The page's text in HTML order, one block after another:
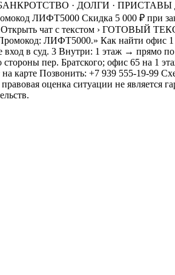
· ДОЛГИ · ПРИСТАВЫ
ЛИФТ5000 Скидка 5 000 ₽ при
Открыть чат с текстом › ГОТОВЫЙ
ЛИФТ5000.» Как найти офис
в суд. 3 Внутри: 1 этаж → прямо
пер. Братского; офис 65 на 1
карте Позвонить: +7 939 555-19-99
оценка ситуации не является